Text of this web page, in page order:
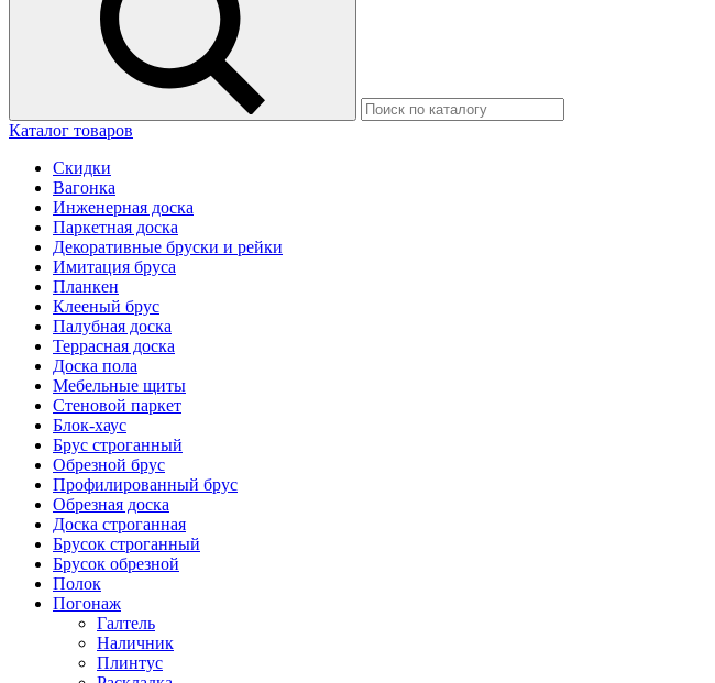
Каталог товаров
Скидки
Вагонка
Инженерная доска
Паркетная доска
Декоративные бруски и рейки
Имитация бруса
Планкен
Клееный брус
Палубная доска
Террасная доска
Доска пола
Мебельные щиты
Стеновой паркет
Блок-хаус
Брус строганный
Обрезной брус
Профилированный брус
Обрезная доска
Доска строганная
Брусок строганный
Брусок обрезной
Полок
Погонаж
Галтель
Наличник
Плинтус